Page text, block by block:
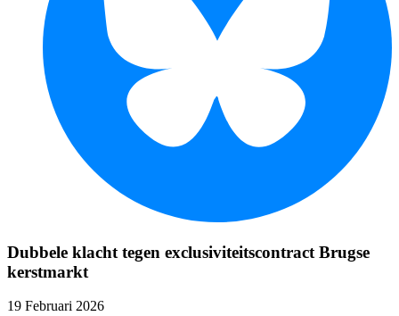
Dubbele klacht tegen exclusiviteitscontract Brugse
kerstmarkt
19 Februari 2026